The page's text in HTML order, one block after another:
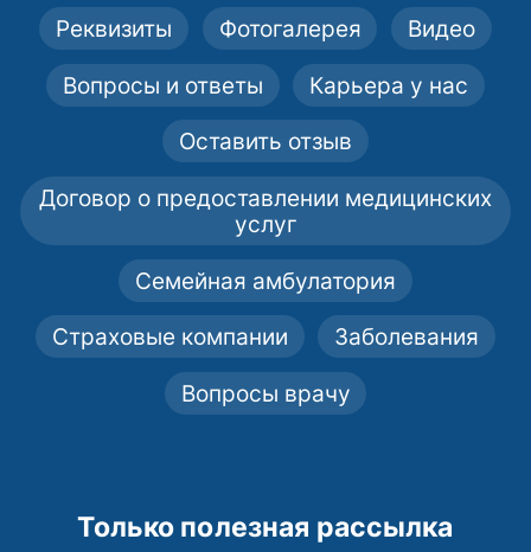
Реквизиты Фотогалерея Видео
Вопросы и ответы Карьера у нас
Оставить отзыв
Договор о предоставлении медицинских
услуг
Семейная амбулатория
Страховые компании Заболевания
Вопросы врачу
Только полезная рассылка